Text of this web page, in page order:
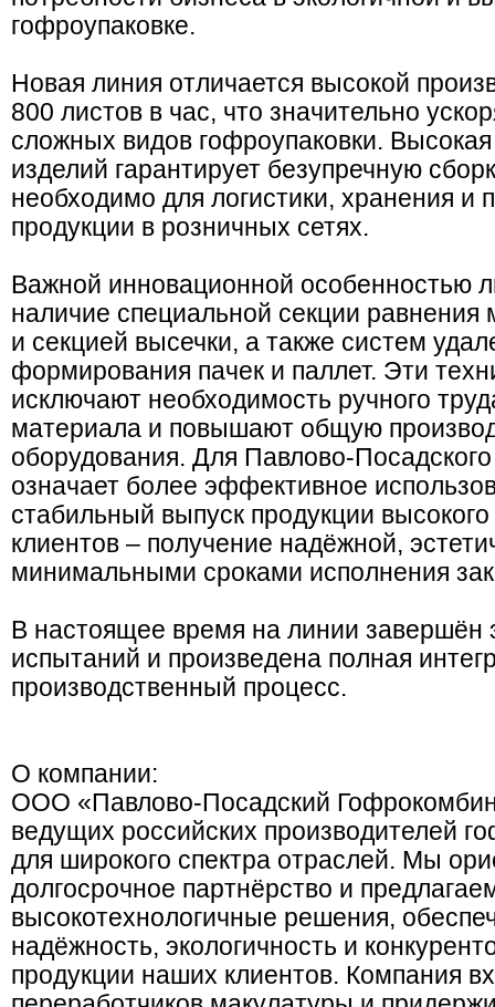
гофроупаковке.
Новая линия отличается высокой
800 листов в час, что значительно
сложных видов гофроупаковки.
изделий гарантирует безупречную
необходимо для логистики, хранения и
продукции в розничных сетях.
Важной инновационной особенностью
наличие специальной секции
и секцией высечки, а также систем
формирования пачек и паллет. Эти
исключают необходимость ручного
материала и повышают общую
оборудования. Для Павлово-
означает более эффективное
стабильный выпуск продукции
клиентов – получение надёжной,
минимальными сроками исполнения
В настоящее время на линии завершён
испытаний и произведена полная
производственный процесс.
О компании:
ООО «Павлово-Посадский
ведущих российских производителей
для широкого спектра отраслей. Мы
долгосрочное партнёрство и
высокотехнологичные решения,
надёжность, экологичность и
продукции наших клиентов. Компания